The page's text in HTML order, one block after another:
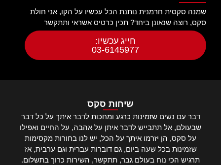
שמנה סקסית חרמנית נותנת הכל עכשיו על הקו, אני חולת
סקס, רוצה שנאונן ביחד? תכין כרטיס אשראי ותתקשר
חייג עכשיו:
03-6145977
שיחות סקס
דבר עם נשים שזמינות כרגע ומחכות לדבר איתך על כל דבר
שבעולם, אל תתבייש לדבר איתן על אהבה, על החיים ואפילו
על סקס, הן יזרמו איתך על הכל, יש לנו בחורות מקסימות
שזמינות בכל שעה ביום, גם דוברות עברית וגם ערבית, אז
תרגיש הכי נוח בעולם גבר, תתקשר, השירות כרוך בתשלום.